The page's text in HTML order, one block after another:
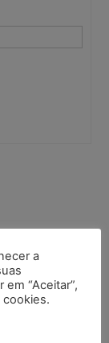
a
“Aceitar”,
cookies.